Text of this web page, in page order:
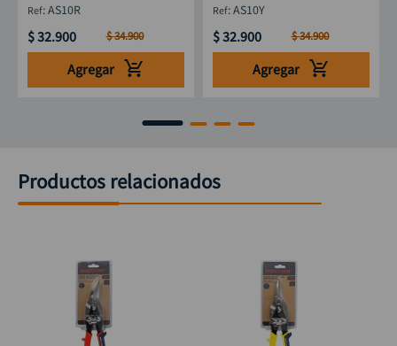
:AS10R
$32.900 $34.900
Agregar
:AS10Y
$32.900 $34.900
Agregar
Productos relacionados